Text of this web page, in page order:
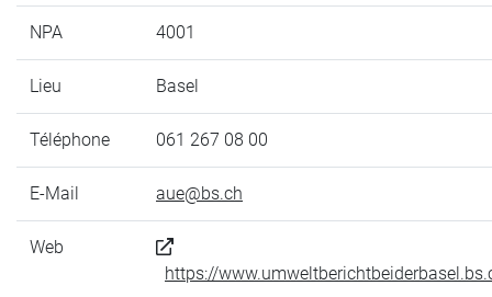
NPA 4001
Lieu Basel
Téléphone 061 267 08 00
E-Mail aue@bs.ch
Web
https://